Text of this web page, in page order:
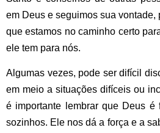
em Deus e seguimos sua vontade,
que estamos no caminho certo
ele tem para nós.
Algumas vezes, pode ser difícil
em meio a situações difíceis ou
é importante lembrar que Deus
sozinhos. Ele nos dá a força e a